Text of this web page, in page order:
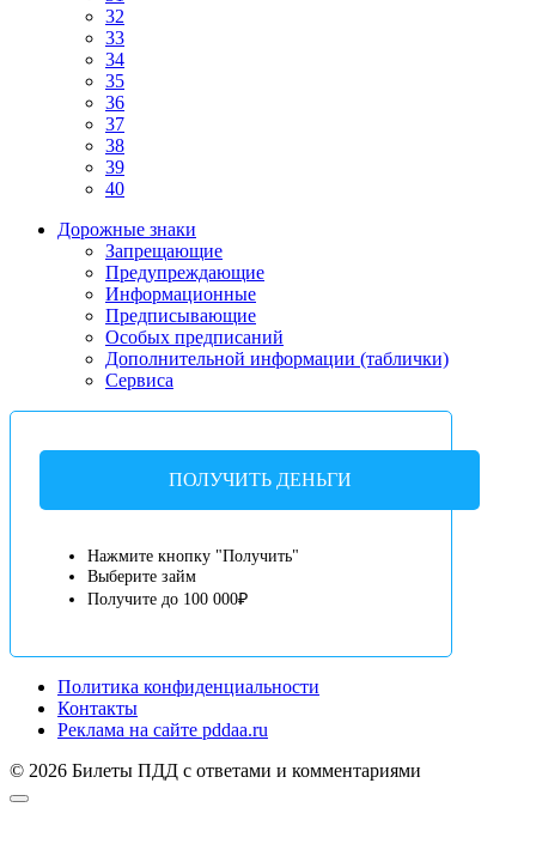
32
33
34
35
36
37
38
39
40
Дорожные знаки
Запрещающие
Предупреждающие
Информационные
Предписывающие
Особых предписаний
Дополнительной информации (таблички)
Сервиса
ПОЛУЧИТЬ ДЕНЬГИ
Нажмите кнопку "Получить"
Выберите займ
Получите до 100 000₽
Политика конфиденциальности
Контакты
Реклама на сайте pddaa.ru
© 2026 Билеты ПДД с ответами и комментариями